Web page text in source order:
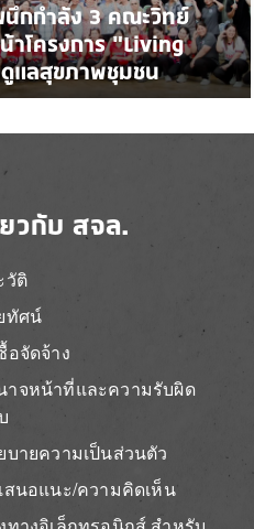
กกำลัง 3 คณะวิทย์
าโครงการ “Living
แลสุขภาพชุมชน
วกับ สจล.
วัติ
ทัศน์
อจัดจ้าง
าจหน้าที่และความรับผิด
บายความเป็นส่วนตัว
สนอแนะ/ความคิดเห็น